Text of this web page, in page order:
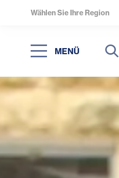
Wählen Sie Ihre Region
MENÜ
Suche
Suche